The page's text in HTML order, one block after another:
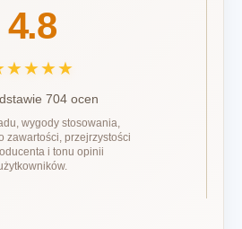
4.8
704 ocen
wygody stosowania,
zawartości, przejrzystości
i tonu opinii